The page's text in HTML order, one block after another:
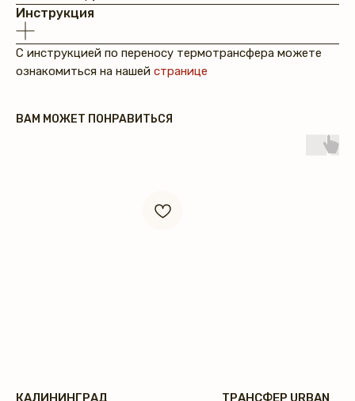
Инструкция
С инструкцией по переносу термотрансфера можете
ознакомиться на нашей странице
ВАМ МОЖЕТ ПОНРАВИТЬСЯ
КАЛИНИНГРАД ТРАНСФЕР URBAN